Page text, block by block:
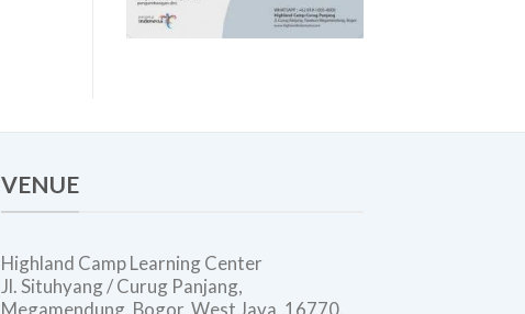
VENUE
Highland Camp Learning Center
Jl. Situhyang / Curug Panjang,